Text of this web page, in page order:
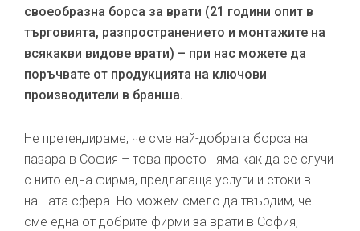
своеобразна борса за врати (21 години опит в
търговията, разпространението и монтажите на
всякакви видове врати) – при нас можете да
поръчвате от продукцията на ключови
производители в бранша.
Не претендираме, че сме най-добрата борса на
пазара в София – това просто няма как да се случи
с нито една фирма, предлагаща услуги и стоки в
нашата сфера. Но можем смело да твърдим, че
сме една от добрите фирми за врати в София,